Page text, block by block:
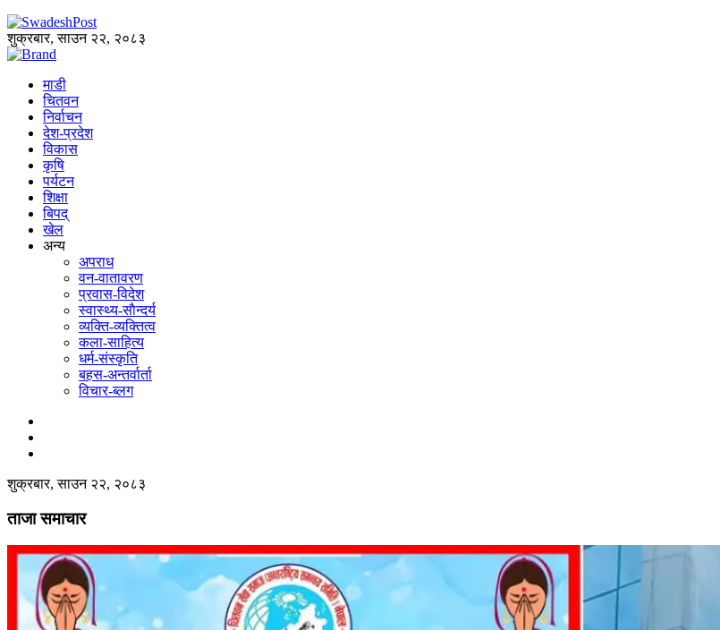
शुक्रबार, साउन २२, २०८३
माडी
चितवन
निर्वाचन
देश-प्रदेश
विकास
कृषि
पर्यटन
शिक्षा
बिपद्
खेल
अन्य
अपराध
वन-वातावरण
प्रवास-विदेश
स्वास्थ्य-साैन्दर्य
व्यक्ति-व्यक्तित्व
कला-साहित्य
धर्म-संस्कृति
बहस-अन्तर्वार्ता
विचार-ब्लग
शुक्रबार, साउन २२, २०८३
ताजा समाचार